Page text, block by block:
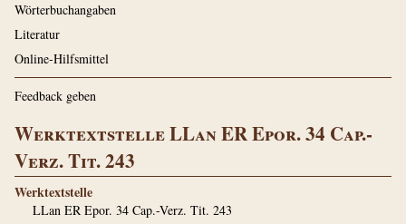
Wörterbuchangaben
Literatur
Online-Hilfsmittel
Feedback geben
Werktextstelle LLan ER Epor. 34 Cap.-
Verz. Tit. 243
Werktextstelle
LLan ER Epor. 34 Cap.-Verz. Tit. 243